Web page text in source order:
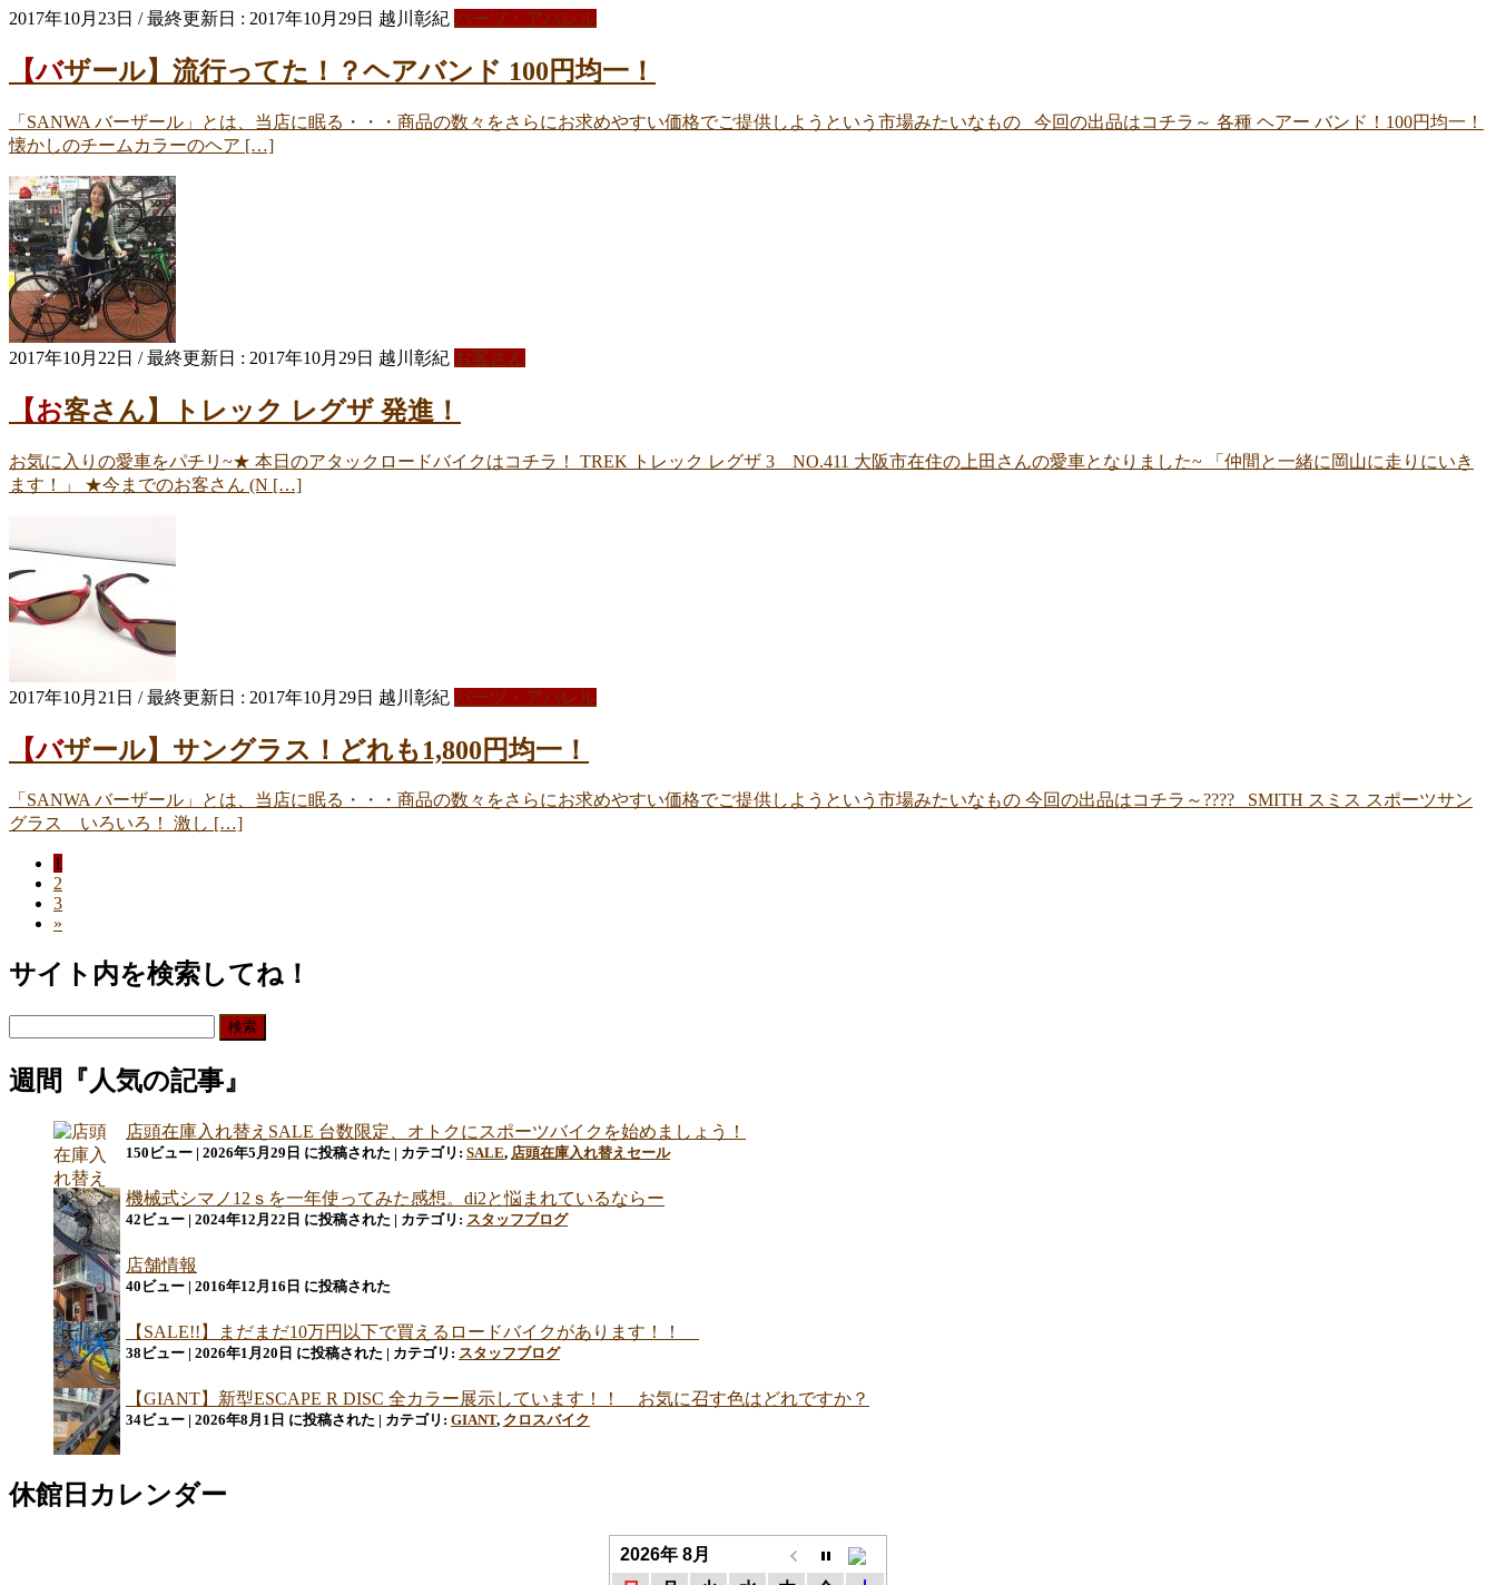
2017年10月23日 / 最終更新日 : 2017年10月29日 越川彰紀 パーツ・アパレル
【バザール】流行ってた！？ヘアバンド 100円均一！
「SANWA バーザール」とは、当店に眠る・・・商品の数々をさらにお求めやすい価格でご提供しようという市場みたいなもの 今回の出品はコチラ～ 各種 ヘアー バンド！100円均一！
懐かしのチームカラーのヘア […]
2017年10月22日 / 最終更新日 : 2017年10月29日 越川彰紀 お客さん
【お客さん】トレック レグザ 発進！
お気に入りの愛車をパチリ~★ 本日のアタックロードバイクはコチラ！ TREK トレック レグザ 3 NO.411 大阪市在住の上田さんの愛車となりました~ 「仲間と一緒に岡山に走りにいき
ます！」 ★今までのお客さん (N […]
2017年10月21日 / 最終更新日 : 2017年10月29日 越川彰紀 パーツ・アパレル
【バザール】サングラス！どれも1,800円均一！
「SANWA バーザール」とは、当店に眠る・・・商品の数々をさらにお求めやすい価格でご提供しようという市場みたいなもの 今回の出品はコチラ～???? SMITH スミス スポーツサン
グラス いろいろ！ 激し […]
ビ
ゲ
シ
ペ
ー
ジ
1
ペ
ー
ジ
2
ペ
ー
3
»
サイト内を検索してね！
週間『人気の記事』
店頭在庫入れ替えSALE 台数限定、オトクにスポーツバイクを始めましょう！
150ビュー 2026年5月29日 に投稿された カテゴリ: SALE, 店頭在庫入れ替えセール
機械式シマノ12ｓを一年使ってみた感想。di2と悩まれているならー
42ビュー 2024年12月22日 に投稿された カテゴリ: スタッフブログ
店舗情報
40ビュー 2016年12月16日 に投稿された
【SALE!!】まだまだ10万円以下で買えるロードバイクがあります！！
38ビュー 2026年1月20日 に投稿された カテゴリ: スタッフブログ
【GIANT】新型ESCAPE R DISC 全カラー展示しています！！ お気に召す色はどれですか？
34ビュー 2026年8月1日 に投稿された カテゴリ: GIANT, クロスバイク
休館日カレンダー
2026年 8月